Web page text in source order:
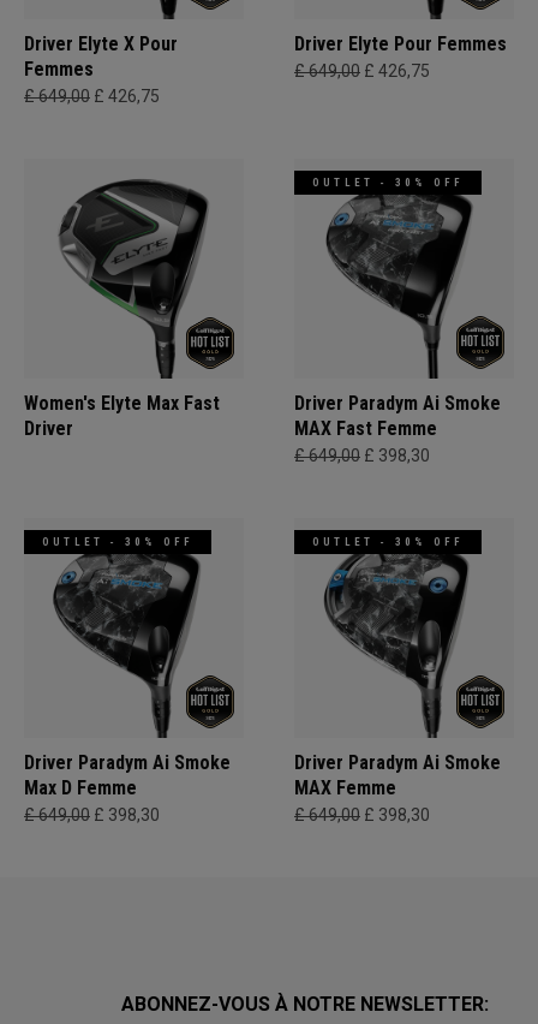
Driver Elyte X Pour
Femmes
£ 649,00 £ 426,75
Driver Elyte Pour Femmes
£ 649,00 £ 426,75
Women's Elyte Max Fast
Driver
OUTLET - 30% OFF
Driver Paradym Ai Smoke
MAX Fast Femme
£ 649,00 £ 398,30
OUTLET - 30% OFF
Driver Paradym Ai Smoke
Max D Femme
£ 649,00 £ 398,30
OUTLET - 30% OFF
Driver Paradym Ai Smoke
MAX Femme
£ 649,00 £ 398,30
ABONNEZ-VOUS À NOTRE NEWSLETTER: